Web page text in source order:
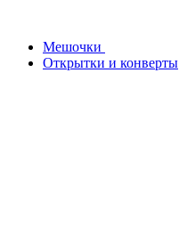
Мешочки
Открытки и конверты